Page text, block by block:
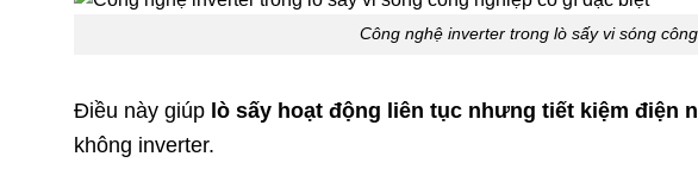
Công nghệ inverter trong lò sấy vi sóng
Điều này giúp lò sấy hoạt động liên tục nhưng tiết kiệm điện
không inverter.